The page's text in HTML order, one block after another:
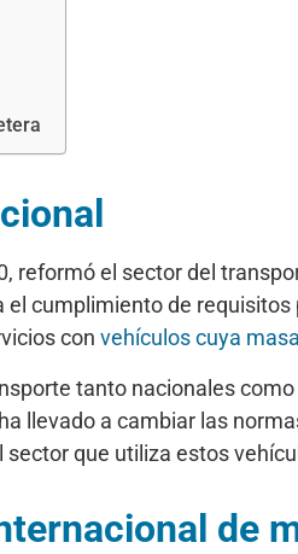
reformó el sector del
cumplimiento de
con vehículos cuya
tanto nacionales
llevado a cambiar las
que utiliza estos
de